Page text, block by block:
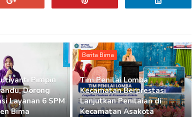
Pimpin
Dorong
Layanan 6 SPM
Bima
Berita Bima
Tim Penilai Lomba
Kecamatan Berprestasi
Lanjutkan Penilaian di
Kecamatan Asakota